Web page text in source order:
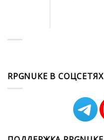
RPGNUKE В СОЦСЕТЯХ